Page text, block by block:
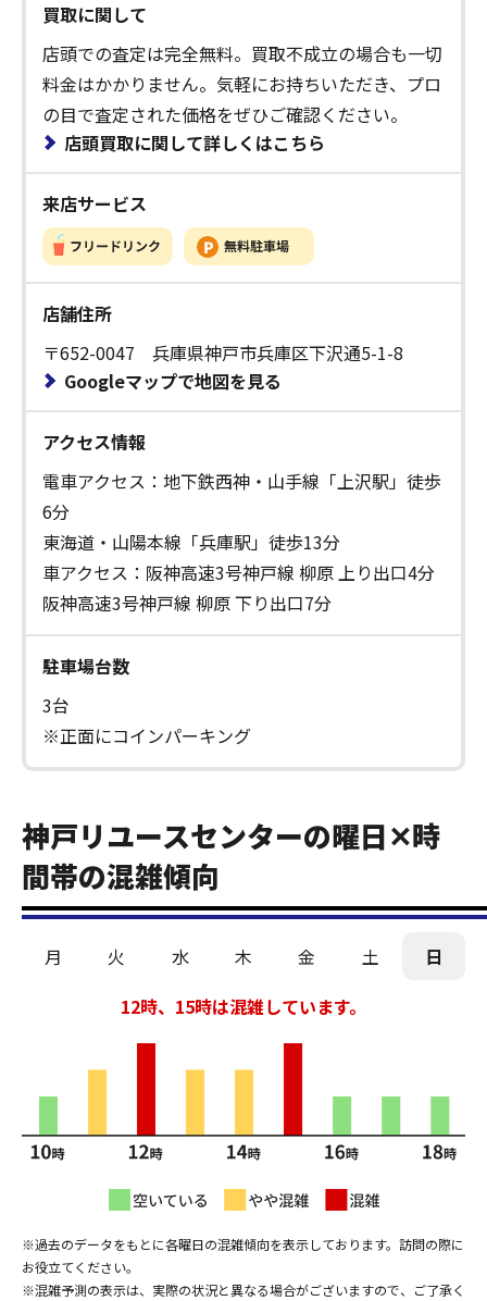
買取に関して
店頭での査定は完全無料。買取不成立の場合も一切
料金はかかりません。気軽にお持ちいただき、プロ
の目で査定された価格をぜひご確認ください。
店頭買取に関して詳しくはこちら
来店サービス
店舗住所
〒652-0047 兵庫県神戸市兵庫区下沢通5-1-8
Googleマップで地図を見る
アクセス情報
電車アクセス：地下鉄西神・山手線「上沢駅」徒歩
6分
東海道・山陽本線「兵庫駅」徒歩13分
車アクセス：阪神高速3号神戸線 柳原 上り出口4分
阪神高速3号神戸線 柳原 下り出口7分
駐車場台数
3台
※正面にコインパーキング
神戸リユースセンターの曜日✕時
間帯の混雑傾向
月 火 水 木 金 土
日
12時、15時は混雑しています。
※過去のデータをもとに各曜日の混雑傾向を表示しております。訪問の際に
お役立てください。
※混雑予測の表示は、実際の状況と異なる場合がございますので、ご了承く